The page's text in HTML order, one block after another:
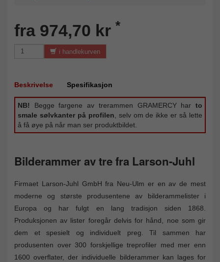
fra 974,70 kr *
i handlekurven
Beskrivelse Spesifikasjon
NB! Begge fargene av trerammen GRAMERCY har to
smale sølvkanter på profilen , selv om de ikke er så lette
å få øye på når man ser produktbildet.
Bilderammer av tre fra Larson-Juhl
Firmaet Larson-Juhl GmbH fra Neu-Ulm er en av de mest
moderne og største produsentene av bilderammelister i
Europa og har fulgt en lang tradisjon siden 1868.
Produksjonen av lister foregår delvis for hånd, noe som gir
dem et spesielt og individuelt preg. Til sammen har
produsenten over 300 forskjellige treprofiler med mer enn
1600 overflater, der individuelle bilderammer kan lages for